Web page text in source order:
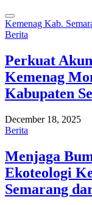
Kemenag Kab.
Berita
Perkuat
Kemenag
Kabupaten
December 18, 2025
Berita
Menjaga
Ekoteologi
Semarang